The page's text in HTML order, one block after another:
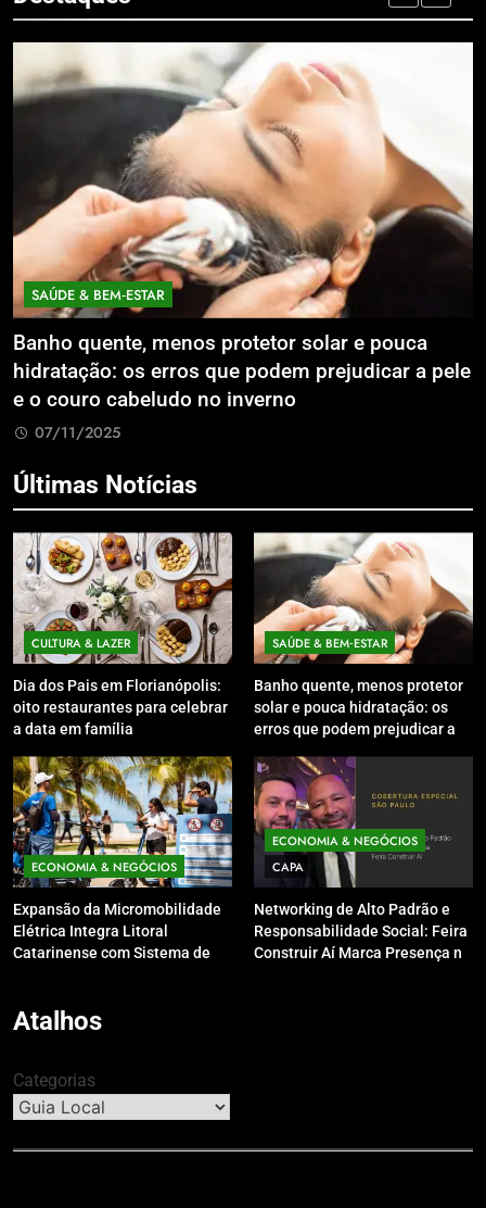
SAÚDE & BEM‑ESTAR
Banho quente, menos protetor solar e pouca
hidratação: os erros que podem prejudicar a pele
e o couro cabeludo no inverno
07/11/2025
Últimas Notícias
CULTURA & LAZER
Dia dos Pais em Florianópolis:
oito restaurantes para celebrar
a data em família
SAÚDE & BEM‑ESTAR
Banho quente, menos protetor
solar e pouca hidratação: os
erros que podem prejudicar a
inverno
ECONOMIA & NEGÓCIOS
Expansão da Micromobilidade
Elétrica Integra Litoral
Catarinense com Sistema de
ECONOMIA & NEGÓCIOS
CAPA
Networking de Alto Padrão e
Responsabilidade Social: Feira
Construir Aí Marca Presença no
Atalhos
Categorias